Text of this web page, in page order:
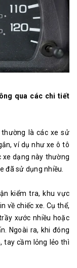
qua các chi tiết
là các xe sử
ví dụ như xe ô tô
xe dạng này thường
đã sử dụng nhiều.
kiểm tra, khu vực
về chiếc xe. Cụ thể,
xước nhiều hoặc
Ngoài ra, khi đóng
tay cầm lỏng lẻo thì